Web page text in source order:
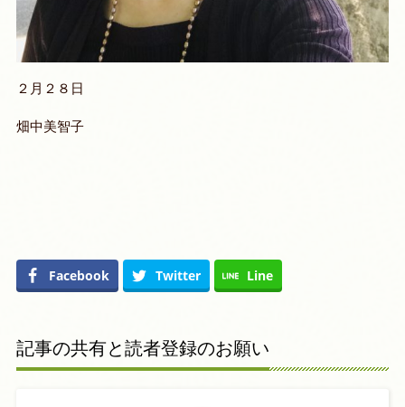
２月２８日
畑中美智子
Facebook Twitter Line
記事の共有と読者登録のお願い